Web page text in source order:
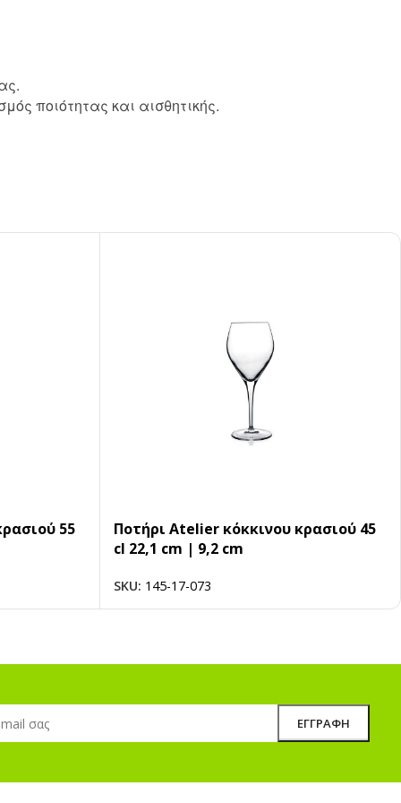
έμπνευση για το επόμενο σου project.
ποιότητας και αισθητικής.
55
Ποτήρι Atelier κόκκινου κρασιού 45
cl 22,1 cm | 9,2 cm
SKU: 145-17-073